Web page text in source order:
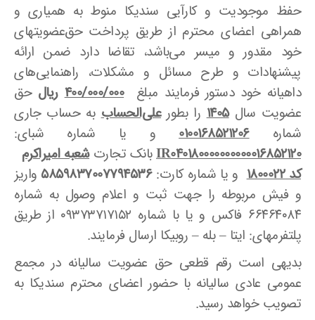
حفظ موجودیت و کارآیی سندیکا منوط به همیاری و
همراهی اعضای محترم از طریق پرداخت حق‌عضویتهای
خود مقدور و میسر می‌باشد، تقاضا دارد ضمن ارائه
پیشنهادات و طرح مسائل و مشکلات، راهنمایی‌های
داهیانه خود دستور فرمایند مبلغ400/000/000 ریالحق
عضویت سال1405را بطورعلی‌الحساببه حساب جاری
شماره0100168521206و یا شماره شبای:
IR040180000000000016852120 بانک تجارتشعبه امیراکرم
کد1800022و یا شماره کارت:5859837007794536 واریز
و فیش مربوطه را جهت ثبت و اعلام وصول به شماره
۶۶۴۶۴۰۸۴ فاکس و یا با شماره ۰۹۳۷۳۷۱۷۱۵۲ از طریق
پلتفرمهای: ایتا – بله – روبیکا ارسال فرمایند.
بدیهی است رقم قطعی حق عضویت سالیانه در مجمع
عمومی عادی سالیانه با حضور اعضای محترم سندیکا به
تصویب خواهد رسید.